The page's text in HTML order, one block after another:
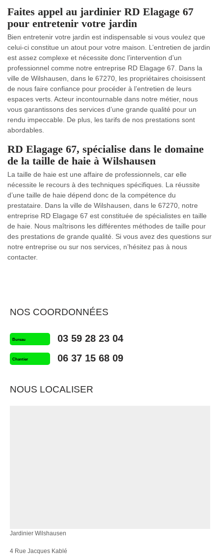
Faites appel au jardinier RD Elagage 67
pour entretenir votre jardin
Bien entretenir votre jardin est indispensable si vous voulez que
celui-ci constitue un atout pour votre maison. L’entretien de jardin
est assez complexe et nécessite donc l’intervention d’un
professionnel comme notre entreprise RD Elagage 67. Dans la
ville de Wilshausen, dans le 67270, les propriétaires choisissent
de nous faire confiance pour procéder à l’entretien de leurs
espaces verts. Acteur incontournable dans notre métier, nous
vous garantissons des services d’une grande qualité pour un
rendu impeccable. De plus, les tarifs de nos prestations sont
abordables.
RD Elagage 67, spécialise dans le domaine
de la taille de haie à Wilshausen
La taille de haie est une affaire de professionnels, car elle
nécessite le recours à des techniques spécifiques. La réussite
d’une taille de haie dépend donc de la compétence du
prestataire. Dans la ville de Wilshausen, dans le 67270, notre
entreprise RD Elagage 67 est constituée de spécialistes en taille
de haie. Nous maîtrisons les différentes méthodes de taille pour
des prestations de grande qualité. Si vous avez des questions sur
notre entreprise ou sur nos services, n’hésitez pas à nous
contacter.
NOS COORDONNÉES
Bureau 03 59 28 23 04
Chantier 06 37 15 68 09
NOUS LOCALISER
Jardinier Wilshausen
4 Rue Jacques Kablé